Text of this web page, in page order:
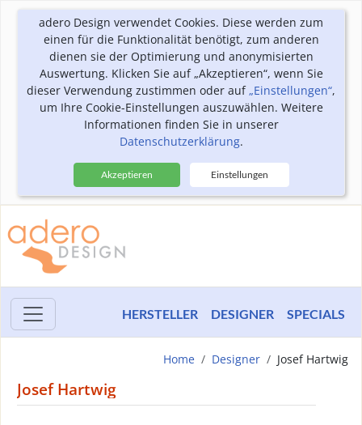
adero Design verwendet Cookies. Diese werden zum
einen für die Funktionalität benötigt, zum anderen
dienen sie der Optimierung und anonymisierten
Auswertung. Klicken Sie auf „Akzeptieren“, wenn Sie
dieser Verwendung zustimmen oder auf„Einstellungen“,
um Ihre Cookie-Einstellungen auszuwählen. Weitere
Informationen finden Sie in unserer
Datenschutzerklärung.
Akzeptieren Einstellungen
HERSTELLER DESIGNER SPECIALS
Home Designer Josef Hartwig
Josef Hartwig